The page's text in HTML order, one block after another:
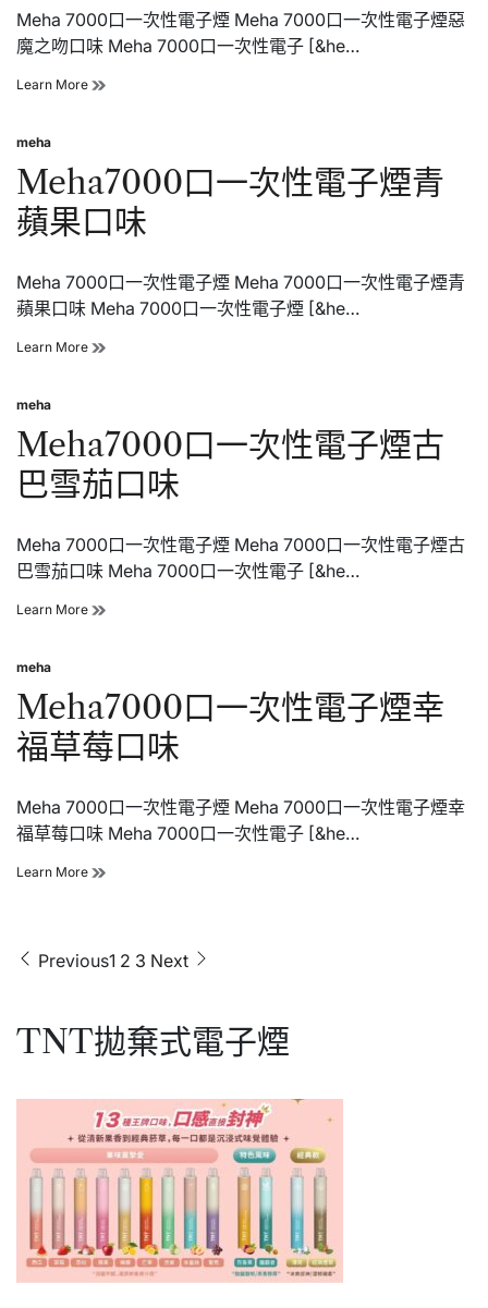
西
瓜
口
Meha 7000口一次性電子煙 Meha 7000口一次性電子煙惡
魔之吻口味 Meha 7000口一次性電子 [&he…
Learn More Meha7000
電
之
吻
口
Posted
in
meha
Meha7000口一次性電子煙青
蘋果口味
Meha 7000口一次性電子煙 Meha 7000口一次性電子煙青
蘋果口味 Meha 7000口一次性電子煙 [&he…
Learn More Meha7000
電
煙
青
果
口
味
Posted
in
meha
Meha7000口一次性電子煙古
巴雪茄口味
Meha 7000口一次性電子煙 Meha 7000口一次性電子煙古
巴雪茄口味 Meha 7000口一次性電子 [&he…
Learn More Meha7000
電
煙
古
雪
茄
口
Posted
in
meha
Meha7000口一次性電子煙幸
福草莓口味
Meha 7000口一次性電子煙 Meha 7000口一次性電子煙幸
福草莓口味 Meha 7000口一次性電子 [&he…
Learn More Meha7000
電
幸
福
味
文
分
頁
Previous1 2 3 Next
TNT拋棄式電子煙